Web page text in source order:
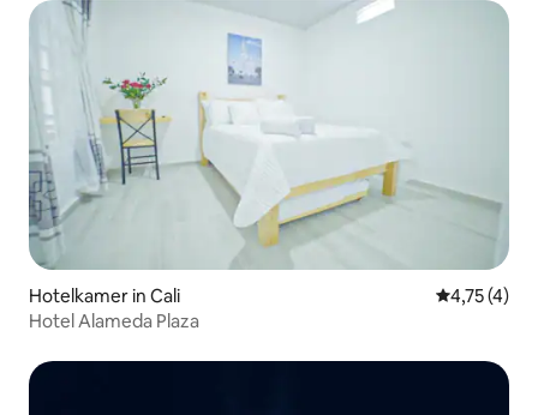
Hotelkamer in Cali
4,75 (4)
Hotel Alameda Plaza